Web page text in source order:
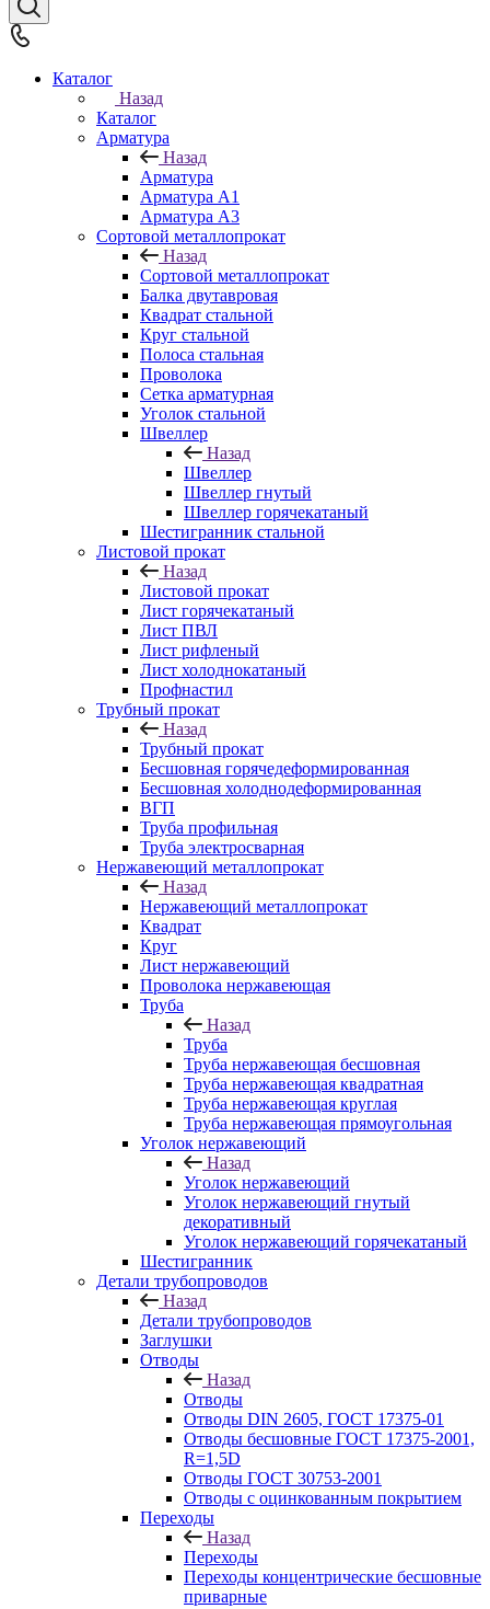
Каталог
Назад
Каталог
Арматура
Назад
Арматура
Арматура A1
Арматура А3
Сортовой металлопрокат
Назад
Сортовой металлопрокат
Балка двутавровая
Квадрат стальной
Круг стальной
Полоса стальная
Проволока
Сетка арматурная
Уголок стальной
Швеллер
Назад
Швеллер
Швеллер гнутый
Швеллер горячекатаный
Шестигранник стальной
Листовой прокат
Назад
Листовой прокат
Лист горячекатаный
Лист ПВЛ
Лист рифленый
Лист холоднокатаный
Профнастил
Трубный прокат
Назад
Трубный прокат
Бесшовная горячедеформированная
Бесшовная холоднодеформированная
ВГП
Труба профильная
Труба электросварная
Нержавеющий металлопрокат
Назад
Нержавеющий металлопрокат
Квадрат
Круг
Лист нержавеющий
Проволока нержавеющая
Труба
Назад
Труба
Труба нержавеющая бесшовная
Труба нержавеющая квадратная
Труба нержавеющая круглая
Труба нержавеющая прямоугольная
Уголок нержавеющий
Назад
Уголок нержавеющий
Уголок нержавеющий гнутый
декоративный
Уголок нержавеющий горячекатаный
Шестигранник
Детали трубопроводов
Назад
Детали трубопроводов
Заглушки
Отводы
Назад
Отводы
Отводы DIN 2605, ГОСТ 17375-01
Отводы бесшовные ГОСТ 17375-2001,
R=1,5D
Отводы ГОСТ 30753-2001
Отводы с оцинкованным покрытием
Переходы
Назад
Переходы
Переходы концентрические бесшовные
приварные